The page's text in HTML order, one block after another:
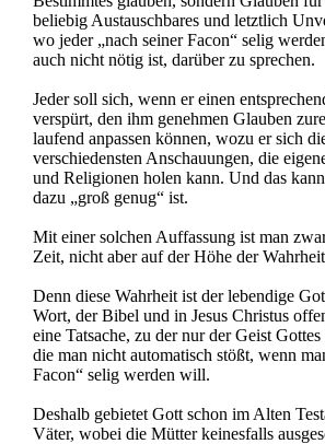
beliebig Austauschbares und letztlich
wo jeder „nach seiner Facon“ selig
auch nicht nötig ist, darüber zu sprechen.
Jeder soll sich, wenn er einen
verspürt, den ihm genehmen Glauben
laufend anpassen können, wozu er sich
verschiedensten Anschauungen, die
und Religionen holen kann. Und das
dazu „groß genug“ ist.
Mit einer solchen Auffassung ist man
Zeit, nicht aber auf der Höhe der
Denn diese Wahrheit ist der lebendige
Wort, der Bibel und in Jesus Christus
eine Tatsache, zu der nur der Geist
die man nicht automatisch stößt, wenn
Facon“ selig werden will.
Deshalb gebietet Gott schon im Alten
Väter, wobei die Mütter keinesfalls